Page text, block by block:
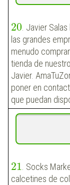
20 . Javier
las grandes
menudo
tienda de
Javier.
poner en
que puedan
21 . Socks
calcetines de